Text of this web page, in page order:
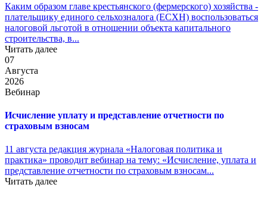
Каким образом главе крестьянского (фермерского) хозяйства -
плательщику единого сельхозналога (ЕСХН) воспользоваться
налоговой льготой в отношении объекта капитального
строительства, в...
Читать далее
07
Августа
2026
Вебинар
Исчисление уплату и представление отчетности по
страховым взносам
11 августа редакция журнала «Налоговая политика и
практика» проводит вебинар на тему: «Исчисление, уплата и
представление отчетности по страховым взносам...
Читать далее